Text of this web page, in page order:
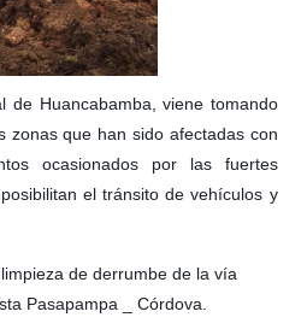
de Huancabamba, viene tomando
zonas que han sido afectadas con
ocasionados por las fuertes
el tránsito de vehículos y
de derrumbe de la vía
Pasapampa _ Córdova.